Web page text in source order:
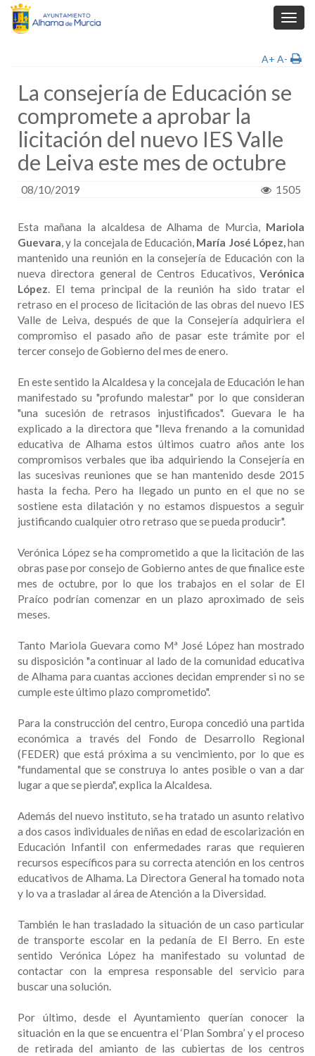
A+ A-
La consejería de Educación se
compromete a aprobar la
licitación del nuevo IES Valle
de Leiva este mes de octubre
08/10/2019 1505
Esta mañana la alcaldesa de Alhama de Murcia, Mariola
Guevara, y la concejala de Educación, María José López,han
mantenido una reunión en la consejería de Educación con la
nueva directora general de Centros Educativos, Verónica
López. El tema principal de la reunión ha sido tratar el
retraso en el proceso de licitación de las obras del nuevo IES
Valle de Leiva, después de que la Consejería adquiriera el
compromiso el pasado año de pasar este trámite por el
tercer consejo de Gobierno del mes de enero.
En este sentido la Alcaldesa y la concejala de Educación le han
manifestado su "profundo malestar" por lo que consideran
"una sucesión de retrasos injustificados". Guevara le ha
explicado a la directora que "lleva frenando a la comunidad
educativa de Alhama estos últimos cuatro años ante los
compromisos verbales que iba adquiriendo la Consejería en
las sucesivas reuniones que se han mantenido desde 2015
hasta la fecha. Pero ha llegado un punto en el que no se
sostiene esta dilatación y no estamos dispuestos a seguir
justificando cualquier otro retraso que se pueda producir".
Verónica López se ha comprometido a que la licitación de las
obras pase por consejo de Gobierno antes de que finalice este
mes de octubre, por lo que los trabajos en el solar de El
Praíco podrían comenzar en un plazo aproximado de seis
meses.
Tanto Mariola Guevara como Mª José López han mostrado
su disposición "a continuar al lado de la comunidad educativa
de Alhama para cuantas acciones decidan emprender si no se
cumple este último plazo comprometido".
Para la construcción del centro, Europa concedió una partida
económica a través del Fondo de Desarrollo Regional
(FEDER) que está próxima a su vencimiento, por lo que es
"fundamental que se construya lo antes posible o van a dar
lugar a que se pierda", explica la Alcaldesa.
Además del nuevo instituto, se ha tratado un asunto relativo
a dos casos individuales de niñas en edad de escolarización en
Educación Infantil con enfermedades raras que requieren
recursos específicos para su correcta atención en los centros
educativos de Alhama. La Directora General ha tomado nota
y lo va a trasladar al área de Atención a la Diversidad.
También le han trasladado la situación de un caso particular
de transporte escolar en la pedanía de El Berro. En este
sentido Verónica López ha manifestado su voluntad de
contactar con la empresa responsable del servicio para
buscar una solución.
Por último, desde el Ayuntamiento querían conocer la
situación en la que se encuentra el ‘Plan Sombra’ y el proceso
de retirada del amianto de las cubiertas de los centros